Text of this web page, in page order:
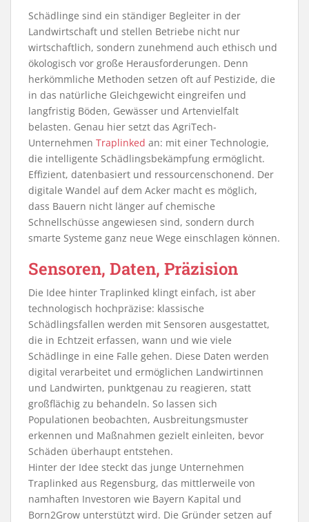
Schädlinge sind ein ständiger Begleiter in der
Landwirtschaft und stellen Betriebe nicht nur
wirtschaftlich, sondern zunehmend auch ethisch und
ökologisch vor große Herausforderungen. Denn
herkömmliche Methoden setzen oft auf Pestizide, die
in das natürliche Gleichgewicht eingreifen und
langfristig Böden, Gewässer und Artenvielfalt
belasten. Genau hier setzt das AgriTech-
Unternehmen Traplinked an: mit einer Technologie,
die intelligente Schädlingsbekämpfung ermöglicht.
Effizient, datenbasiert und ressourcenschonend. Der
digitale Wandel auf dem Acker macht es möglich,
dass Bauern nicht länger auf chemische
Schnellschüsse angewiesen sind, sondern durch
smarte Systeme ganz neue Wege einschlagen können.
Sensoren, Daten, Präzision
Die Idee hinter Traplinked klingt einfach, ist aber
technologisch hochpräzise: klassische
Schädlingsfallen werden mit Sensoren ausgestattet,
die in Echtzeit erfassen, wann und wie viele
Schädlinge in eine Falle gehen. Diese Daten werden
digital verarbeitet und ermöglichen Landwirtinnen
und Landwirten, punktgenau zu reagieren, statt
großflächig zu behandeln. So lassen sich
Populationen beobachten, Ausbreitungsmuster
erkennen und Maßnahmen gezielt einleiten, bevor
Schäden überhaupt entstehen.
Hinter der Idee steckt das junge Unternehmen
Traplinked aus Regensburg, das mittlerweile von
namhaften Investoren wie Bayern Kapital und
Born2Grow unterstützt wird. Die Gründer setzen auf